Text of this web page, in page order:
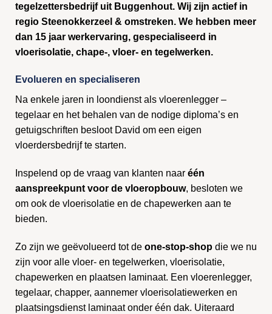
tegelzettersbedrijf uit Buggenhout. Wij zijn actief in
regio Steenokkerzeel & omstreken. We hebben meer
dan 15 jaar werkervaring, gespecialiseerd in
vloerisolatie, chape-, vloer- en tegelwerken.
Evolueren en specialiseren
Na enkele jaren in loondienst als vloerenlegger –
tegelaar en het behalen van de nodige diploma’s en
getuigschriften besloot David om een eigen
vloerdersbedrijf te starten.
Inspelend op de vraag van klanten naar één
aanspreekpunt voor de vloeropbouw, besloten we
om ook de vloerisolatie en de chapewerken aan te
bieden.
Zo zijn we geëvolueerd tot de one-stop-shop die we nu
zijn voor alle vloer- en tegelwerken, vloerisolatie,
chapewerken en plaatsen laminaat. Een vloerenlegger,
tegelaar, chapper, aannemer vloerisolatiewerken en
plaatsingsdienst laminaat onder één dak. Uiteraard